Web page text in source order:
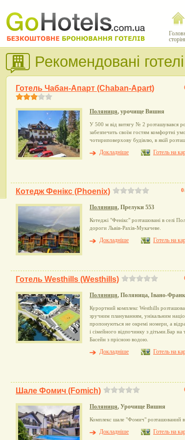
Рекомендовані готелі
Готель Чабан-Апарт (Chaban-Apart)
Поляниця, урочище Вишня
У 500 м від витягу № 2 розташувався
забезпечить своїм гостям комфортні
чотириповерхову будівлю, в якій
Докладніше Готель на
0
Котедж Фенікс (Phoenix)
Поляниця, Прелуки 553
Котеджі "Фенікс" розташовані в селі
дороги Львів-Рахів-Мукачеве.
Докладніше Готель на
Готель Westhills (Westhills)
Поляниця, Поляница, Івано-
Курортний комплекс Westhills
зручним плануванням, унікальним
пропонуються не окремі номери, а
і сімейного відпочинку з дітьми.Бар
Басейн з прісною водою.
Докладніше Готель на
Шале Фомич (Fomich)
Поляниця, Урочище Вишня
Комплекс шале "Фомич" розташований в
Докладніше Готель на